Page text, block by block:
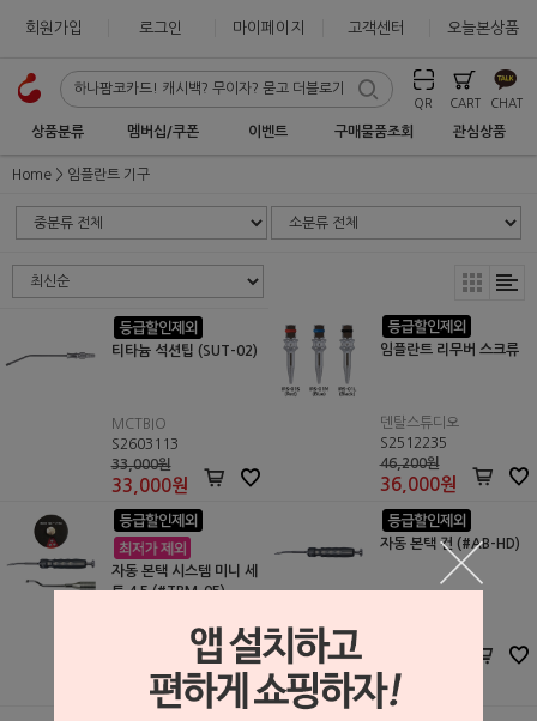
회원가입 로그인 마이페이지 고객센터 오늘본상품
QR CART CHAT
상품분류 멤버십/쿠폰 이벤트 구매물품조회 관심상품
Home 임플란트 기구
티타늄 석션팁 (SUT-02)
MCTBIO
S2603113
33,000원
33,000원
임플란트 리무버 스크류
덴탈스튜디오
S2512235
46,200원
36,000원
자동 본택 시스템 미니 세
트 4.5 (#TBM-05)
자동 본택 건 (#AB-HD)